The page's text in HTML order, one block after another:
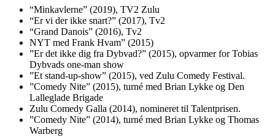
“Minkavlerne” (2019), TV2 Zulu
“Er vi der ikke snart?” (2017), Tv2
“Grand Danois” (2016), Tv2
NYT med Frank Hvam” (2015)
”Er det ikke dig fra Dybvad?” (2015), opvarmer for Tobias
Dybvads one-man show
”Et stand-up-show” (2015), ved Zulu Comedy Festival.
”Comedy Nite” (2015), turné med Brian Lykke og Den
Lalleglade Brigade
Zulu Comedy Galla (2014), nomineret til Talentprisen.
”Comedy Nite” (2014), turné med Brian Lykke og Thomas
Warberg